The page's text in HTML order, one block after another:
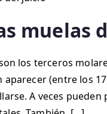
muelas
los terceros
aparecer (entre los
A veces